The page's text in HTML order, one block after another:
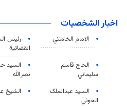
اخبار الشخصيات
الامام الخامنئي
رئیس
القضائیة
الحاج قاسم
سليماني
السيد
نصرالله
السید عبدالملک
الحوثي
الشيخ